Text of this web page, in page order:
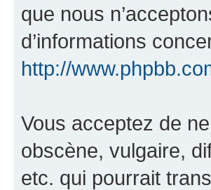
que nous
d’informations
http://
Vous acceptez de
obscène, vulgaire,
etc. qui pourrait